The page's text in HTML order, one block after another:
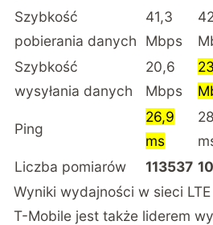
Szybkość
pobierania danych
41,3
Mbps
Szybkość
wysyłania danych
20,6
Mbps
Ping
26,9
ms
Liczba pomiarów
113537
Wyniki wydajności w sieci LTE
T-Mobile jest także liderem